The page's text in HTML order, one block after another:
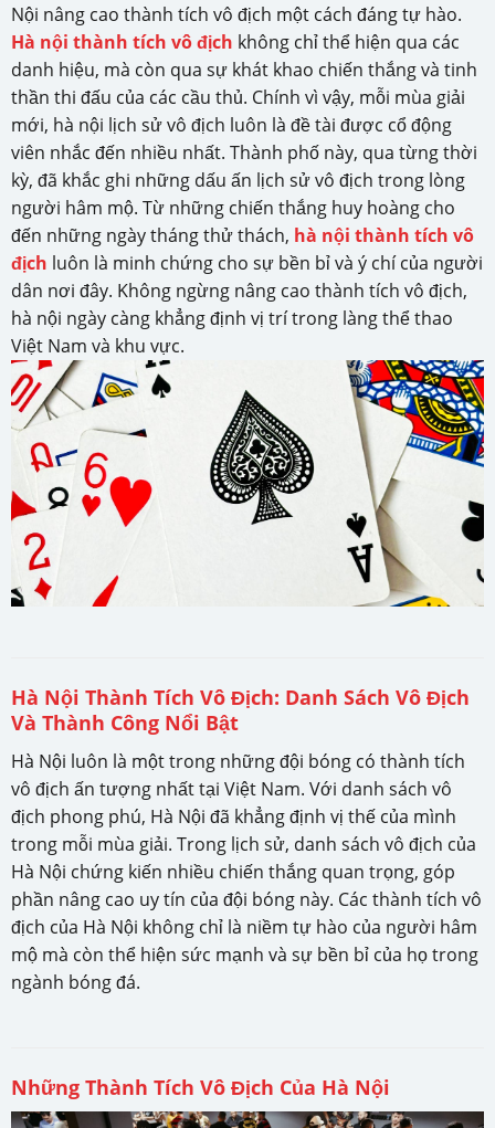
Nội nâng cao thành tích vô địch một cách đáng tự hào.
Hà nội thành tích vô địch không chỉ thể hiện qua các
danh hiệu, mà còn qua sự khát khao chiến thắng và tinh
thần thi đấu của các cầu thủ. Chính vì vậy, mỗi mùa giải
mới, hà nội lịch sử vô địch luôn là đề tài được cổ động
viên nhắc đến nhiều nhất. Thành phố này, qua từng thời
kỳ, đã khắc ghi những dấu ấn lịch sử vô địch trong lòng
người hâm mộ. Từ những chiến thắng huy hoàng cho
đến những ngày tháng thử thách, hà nội thành tích vô
địch luôn là minh chứng cho sự bền bỉ và ý chí của người
dân nơi đây. Không ngừng nâng cao thành tích vô địch,
hà nội ngày càng khẳng định vị trí trong làng thể thao
Việt Nam và khu vực.
Hà Nội Thành Tích Vô Địch: Danh Sách Vô Địch
Và Thành Công Nổi Bật
Hà Nội luôn là một trong những đội bóng có thành tích
vô địch ấn tượng nhất tại Việt Nam. Với danh sách vô
địch phong phú, Hà Nội đã khẳng định vị thế của mình
trong mỗi mùa giải. Trong lịch sử, danh sách vô địch của
Hà Nội chứng kiến nhiều chiến thắng quan trọng, góp
phần nâng cao uy tín của đội bóng này. Các thành tích vô
địch của Hà Nội không chỉ là niềm tự hào của người hâm
mộ mà còn thể hiện sức mạnh và sự bền bỉ của họ trong
ngành bóng đá.
Những Thành Tích Vô Địch Của Hà Nội